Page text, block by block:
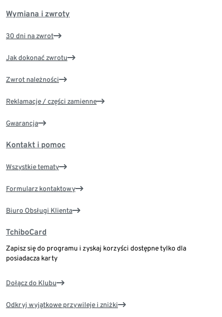
Wymiana i zwroty
30 dni na zwrot
Jak dokonać zwrotu
Zwrot należności
Reklamacje / części zamienne
Gwarancja
Kontakt i pomoc
Wszystkie tematy
Formularz kontaktowy
Biuro Obsługi Klienta
TchiboCard
Zapisz się do programu i zyskaj korzyści dostępne tylko dla
posiadacza karty
Dołącz do Klubu
Odkryj wyjątkowe przywileje i zniżki